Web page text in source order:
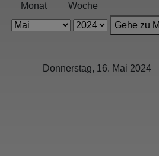
Monat
Woche
Gehe zu
Donnerstag, 16. Mai 2024